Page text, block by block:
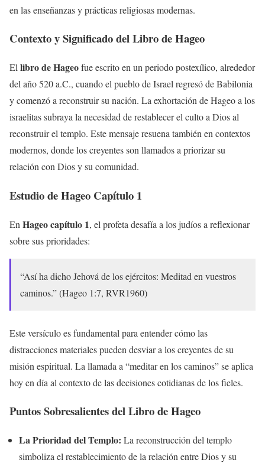
en las enseñanzas y prácticas religiosas modernas.
Contexto y Significado del Libro de Hageo
El libro de Hageofue escrito en un periodo postexílico, alrededor
del año 520 a.C., cuando el pueblo de Israel regresó de Babilonia
y comenzó a reconstruir su nación. La exhortación de Hageo a los
israelitas subraya la necesidad de restablecer el culto a Dios al
reconstruir el templo. Este mensaje resuena también en contextos
modernos, donde los creyentes son llamados a priorizar su
relación con Dios y su comunidad.
Estudio de Hageo Capítulo 1
En Hageo capítulo 1, el profeta desafía a los judíos a reflexionar
sobre sus prioridades:
“Así ha dicho Jehová de los ejércitos: Meditad en vuestros
caminos.” (Hageo 1:7, RVR1960)
Este versículo es fundamental para entender cómo las
distracciones materiales pueden desviar a los creyentes de su
misión espiritual. La llamada a “meditar en los caminos” se aplica
hoy en día al contexto de las decisiones cotidianas de los fieles.
Puntos Sobresalientes del Libro de Hageo
La Prioridad del Templo: La reconstrucción del templo
simboliza el restablecimiento de la relación entre Dios y su